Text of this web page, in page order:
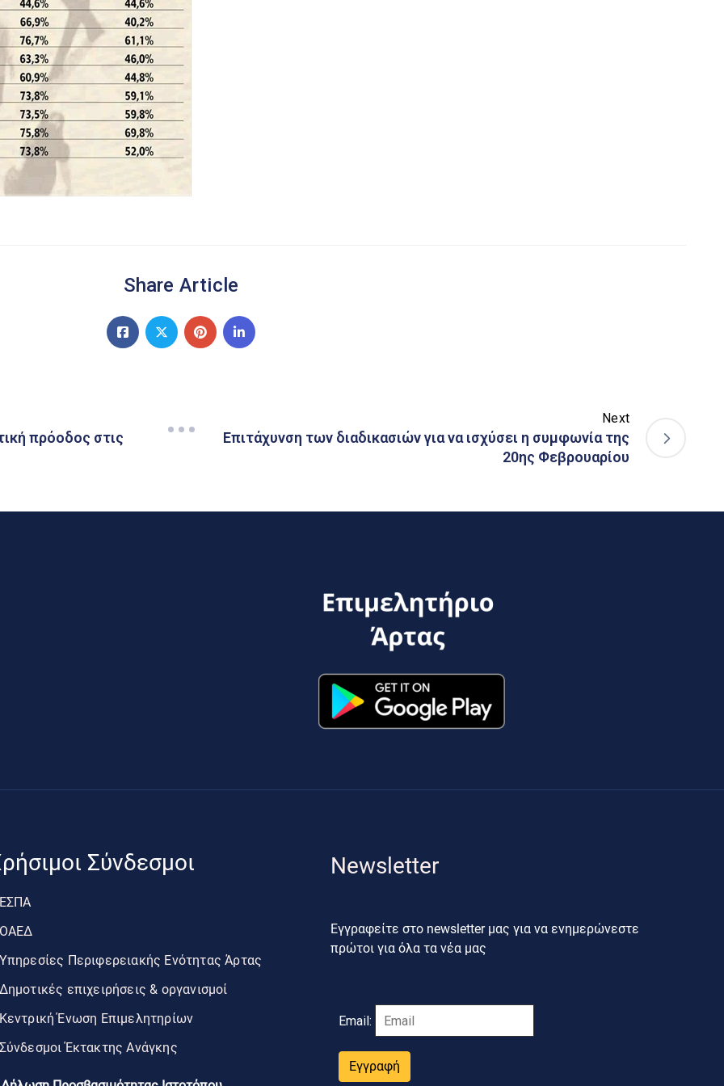
Share Article
πρόοδος στις
Next
Επιτάχυνση των διαδικασιών για να ισχύσει η συμφωνία της
20ης Φεβρουαρίου
Σύνδεσμοι
Περιφερειακής Ενότητας Άρτας
επιχειρήσεις & οργανισμοί
Ένωση Επιμελητηρίων
Έκτακτης Ανάγκης
Newsletter
Εγγραφείτε στο newsletter μας για να ενημερώνεστε
πρώτοι για όλα τα νέα μας
Email:
Εγγραφή